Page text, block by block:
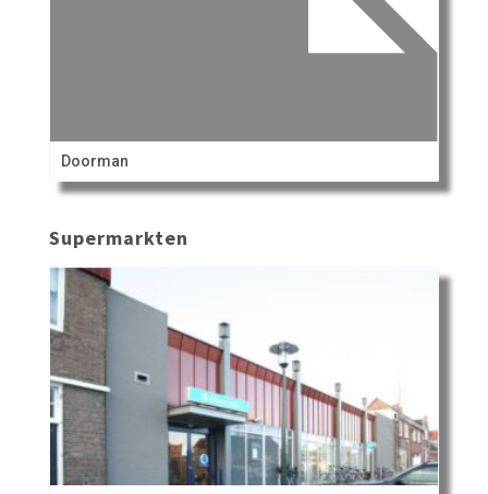
Doorman
Supermarkten